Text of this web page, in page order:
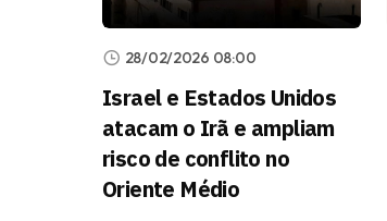
28/02/2026 08:00
Israel e Estados Unidos
atacam o Irã e ampliam
risco de conflito no
Oriente Médio